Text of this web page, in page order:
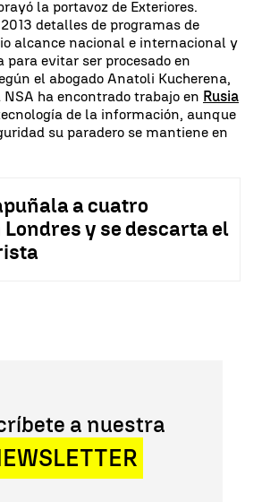
la portavoz de Exteriores.
detalles de programas de
alcance nacional e internacional y
para evitar ser procesado en
el abogado Anatoli Kucherena,
ha encontrado trabajo en Rusia
de la información, aunque
su paradero se mantiene en
a cuatro
Londres y se descarta el
a nuestra